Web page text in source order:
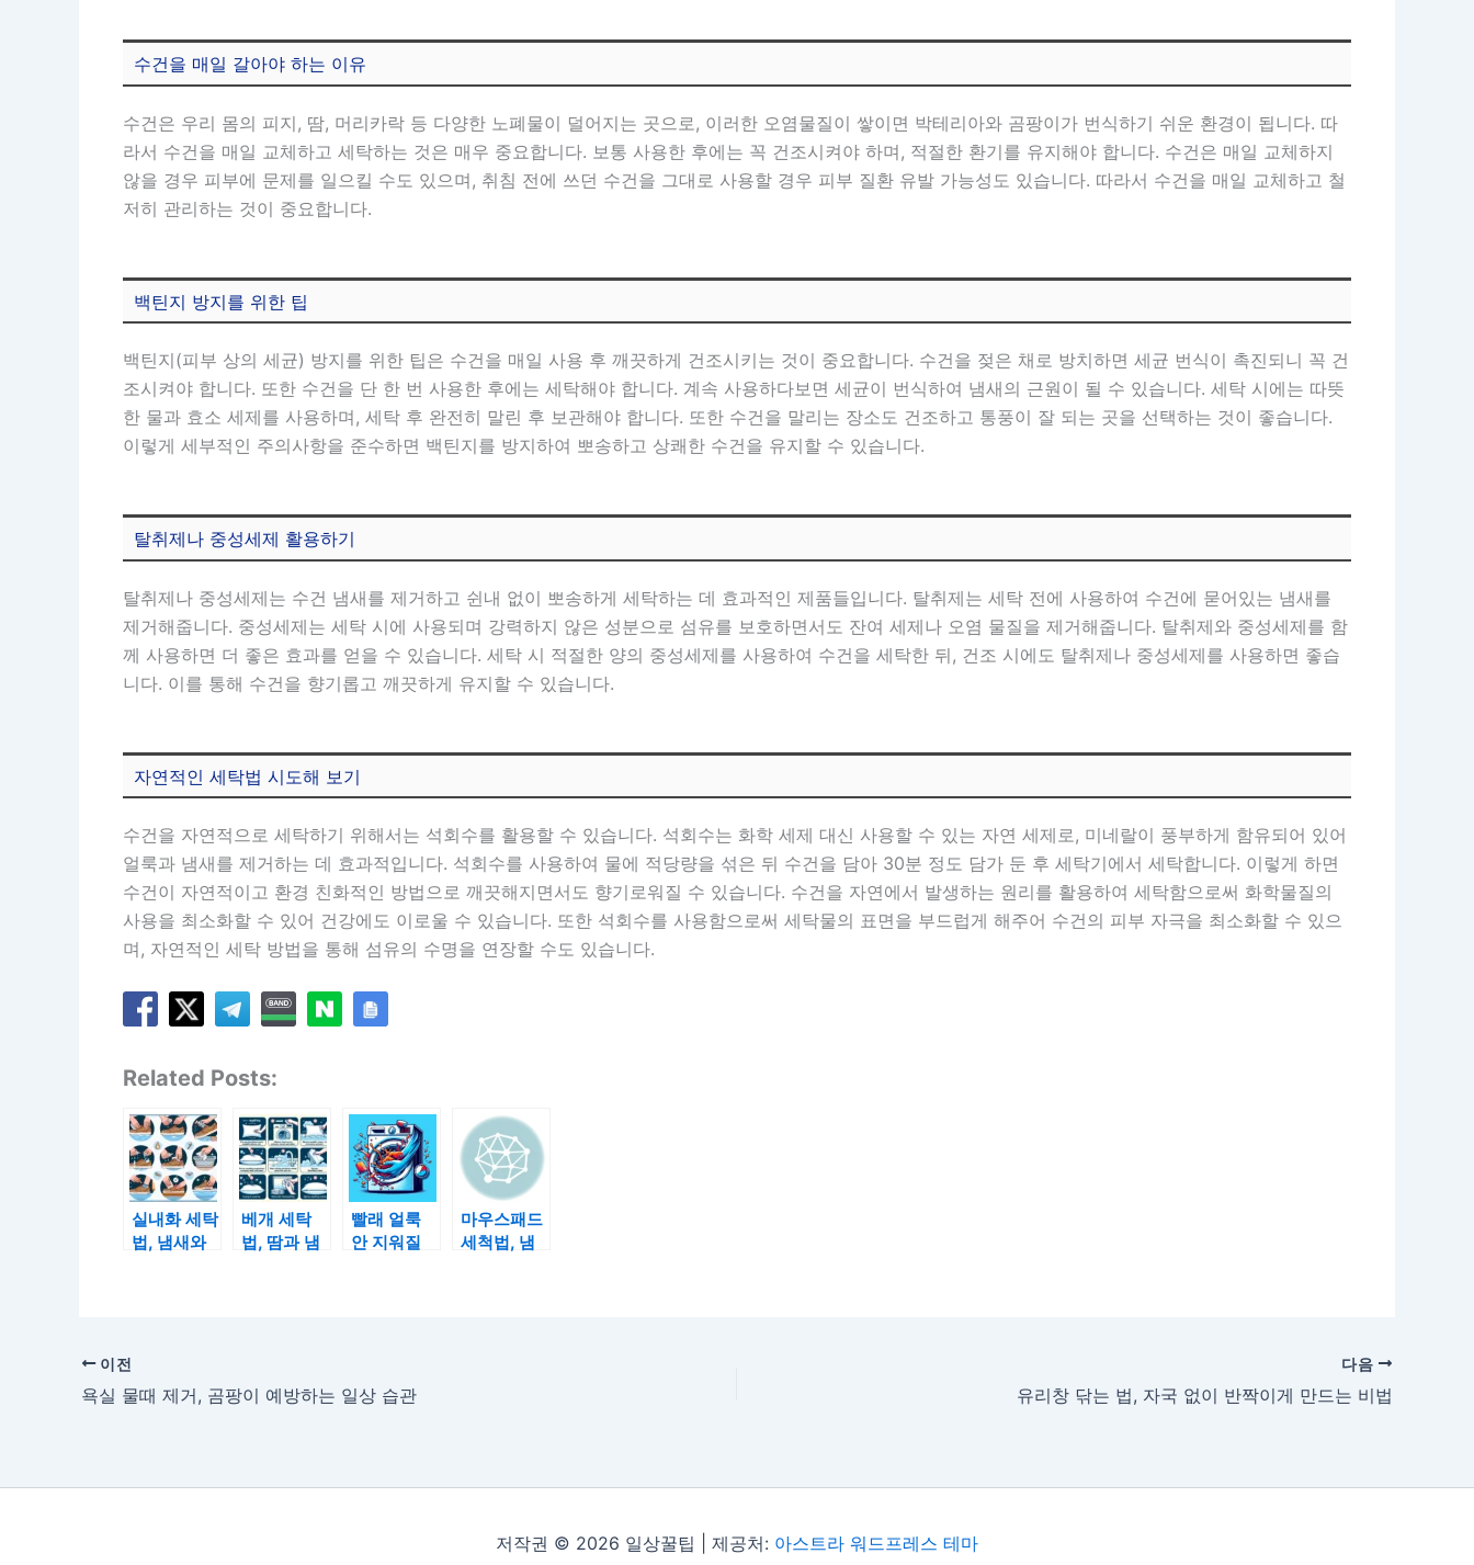
수건을 매일 갈아야 하는 이유
수건은 우리 몸의 피지, 땀, 머리카락 등 다양한 노폐물이 덜어지는 곳으로, 이러한 오염물질이 쌓이면 박테리아와 곰팡이가 번식하기 쉬운 환경이 됩니다. 따
라서 수건을 매일 교체하고 세탁하는 것은 매우 중요합니다. 보통 사용한 후에는 꼭 건조시켜야 하며, 적절한 환기를 유지해야 합니다. 수건은 매일 교체하지
않을 경우 피부에 문제를 일으킬 수도 있으며, 취침 전에 쓰던 수건을 그대로 사용할 경우 피부 질환 유발 가능성도 있습니다. 따라서 수건을 매일 교체하고 철
저히 관리하는 것이 중요합니다.
백틴지 방지를 위한 팁
백틴지(피부 상의 세균) 방지를 위한 팁은 수건을 매일 사용 후 깨끗하게 건조시키는 것이 중요합니다. 수건을 젖은 채로 방치하면 세균 번식이 촉진되니 꼭 건
조시켜야 합니다. 또한 수건을 단 한 번 사용한 후에는 세탁해야 합니다. 계속 사용하다보면 세균이 번식하여 냄새의 근원이 될 수 있습니다. 세탁 시에는 따뜻
한 물과 효소 세제를 사용하며, 세탁 후 완전히 말린 후 보관해야 합니다. 또한 수건을 말리는 장소도 건조하고 통풍이 잘 되는 곳을 선택하는 것이 좋습니다.
이렇게 세부적인 주의사항을 준수하면 백틴지를 방지하여 뽀송하고 상쾌한 수건을 유지할 수 있습니다.
탈취제나 중성세제 활용하기
탈취제나 중성세제는 수건 냄새를 제거하고 쉰내 없이 뽀송하게 세탁하는 데 효과적인 제품들입니다. 탈취제는 세탁 전에 사용하여 수건에 묻어있는 냄새를
제거해줍니다. 중성세제는 세탁 시에 사용되며 강력하지 않은 성분으로 섬유를 보호하면서도 잔여 세제나 오염 물질을 제거해줍니다. 탈취제와 중성세제를 함
께 사용하면 더 좋은 효과를 얻을 수 있습니다. 세탁 시 적절한 양의 중성세제를 사용하여 수건을 세탁한 뒤, 건조 시에도 탈취제나 중성세제를 사용하면 좋습
니다. 이를 통해 수건을 향기롭고 깨끗하게 유지할 수 있습니다.
자연적인 세탁법 시도해 보기
수건을 자연적으로 세탁하기 위해서는 석회수를 활용할 수 있습니다. 석회수는 화학 세제 대신 사용할 수 있는 자연 세제로, 미네랄이 풍부하게 함유되어 있어
얼룩과 냄새를 제거하는 데 효과적입니다. 석회수를 사용하여 물에 적당량을 섞은 뒤 수건을 담아 30분 정도 담가 둔 후 세탁기에서 세탁합니다. 이렇게 하면
수건이 자연적이고 환경 친화적인 방법으로 깨끗해지면서도 향기로워질 수 있습니다. 수건을 자연에서 발생하는 원리를 활용하여 세탁함으로써 화학물질의
사용을 최소화할 수 있어 건강에도 이로울 수 있습니다. 또한 석회수를 사용함으로써 세탁물의 표면을 부드럽게 해주어 수건의 피부 자극을 최소화할 수 있으
며, 자연적인 세탁 방법을 통해 섬유의 수명을 연장할 수도 있습니다.
Related Posts:
실내화 세탁
법, 냄새와
베개 세탁
법, 땀과 냄
빨래 얼룩
안 지워질
마우스패드
세척법, 냄
이전
욕실 물때 제거, 곰팡이 예방하는 일상 습관
다음
유리창 닦는 법, 자국 없이 반짝이게 만드는 비법
저작권 © 2026 일상꿀팁 | 제공처: 아스트라 워드프레스 테마